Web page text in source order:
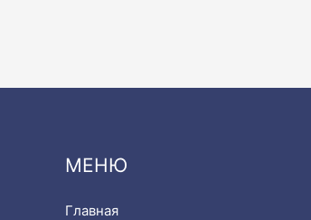
МЕНЮ
Главная